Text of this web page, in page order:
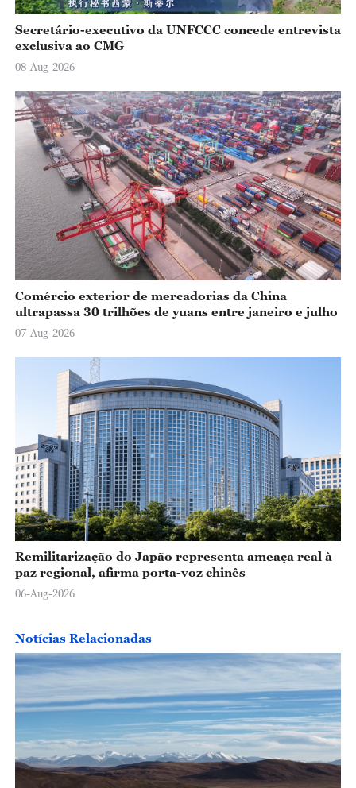
Secretário-executivo da UNFCCC concede entrevista
exclusiva ao CMG
08-Aug-2026
Comércio exterior de mercadorias da China
ultrapassa 30 trilhões de yuans entre janeiro e julho
07-Aug-2026
Remilitarização do Japão representa ameaça real à
paz regional, afirma porta-voz chinês
06-Aug-2026
Notícias Relacionadas